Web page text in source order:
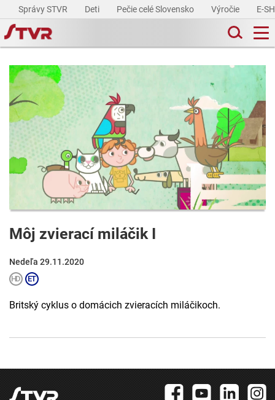
Správy STVR Deti Pečie celé Slovensko Výročie E-
Môj zvierací miláčik I
Nedeľa 29.11.2020
Britský cyklus o domácich zvieracích miláčikoch.